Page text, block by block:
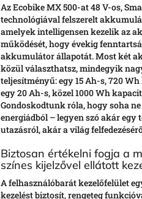
Az Ecobike MX 500-at 48 V-os,
technológiával felszerelt
amelyek intelligensen kezelik az
működését, hogy évekig
akkumulátor állapotát. Most két
közül választhatsz, mindegyik
teljesítményű: egy 15 Ah-s, 720
egy 20 Ah-s, közel 1000 Wh
Gondoskodtunk róla, hogy soha
energiádból – legyen szó akár egy
utazásról, akár a világ
Biztosan értékelni fogja a
színes kijelzővel ellátott
A felhasználóbarát kezelőfelület
kezelést biztosít, rengeteg